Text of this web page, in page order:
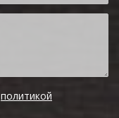
политикой